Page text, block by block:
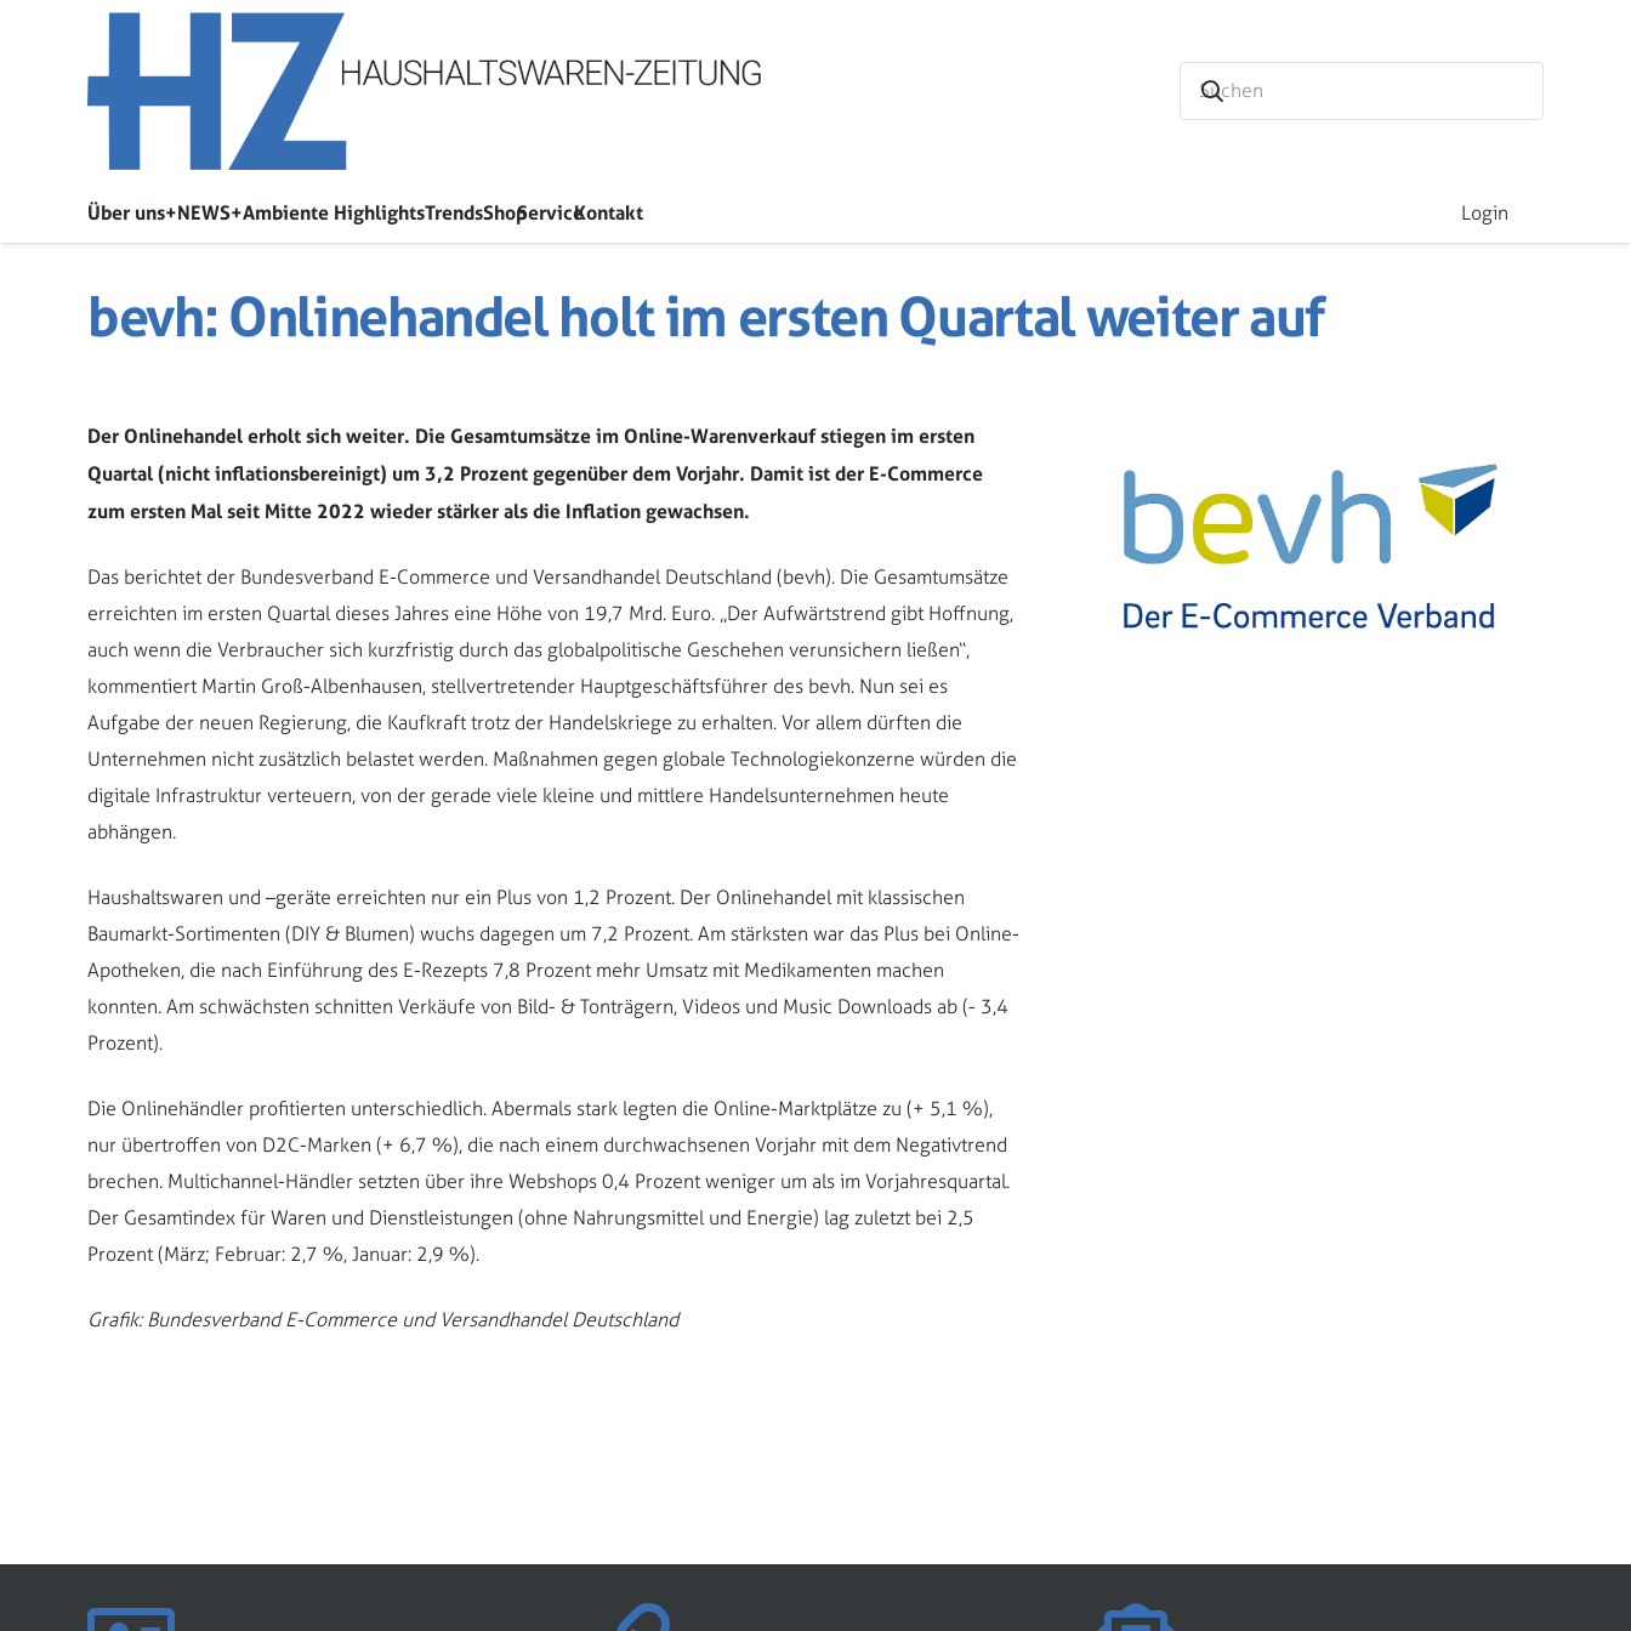
Über uns+NEWS+Ambiente HighlightsTrendsShopServiceKontakt Login
bevh: Onlinehandel holt im ersten Quartal weiter auf
Der Onlinehandel erholt sich weiter. Die Gesamtumsätze im Online-Warenverkauf stiegen im ersten
Quartal (nicht inflationsbereinigt) um 3,2 Prozent gegenüber dem Vorjahr. Damit ist der E-Commerce
zum ersten Mal seit Mitte 2022 wieder stärker als die Inflation gewachsen.
Das berichtet der Bundesverband E-Commerce und Versandhandel Deutschland (bevh). Die Gesamtumsätze
erreichten im ersten Quartal dieses Jahres eine Höhe von 19,7 Mrd. Euro. „Der Aufwärtstrend gibt Hoffnung,
auch wenn die Verbraucher sich kurzfristig durch das globalpolitische Geschehen verunsichern ließen“,
kommentiert Martin Groß-Albenhausen, stellvertretender Hauptgeschäftsführer des bevh. Nun sei es
Aufgabe der neuen Regierung, die Kaufkraft trotz der Handelskriege zu erhalten. Vor allem dürften die
Unternehmen nicht zusätzlich belastet werden. Maßnahmen gegen globale Technologiekonzerne würden die
digitale Infrastruktur verteuern, von der gerade viele kleine und mittlere Handelsunternehmen heute
abhängen.
Haushaltswaren und –geräte erreichten nur ein Plus von 1,2 Prozent. Der Onlinehandel mit klassischen
Baumarkt-Sortimenten (DIY & Blumen) wuchs dagegen um 7,2 Prozent. Am stärksten war das Plus bei Online-
Apotheken, die nach Einführung des E-Rezepts 7,8 Prozent mehr Umsatz mit Medikamenten machen
konnten. Am schwächsten schnitten Verkäufe von Bild- & Tonträgern, Videos und Music Downloads ab (- 3,4
Prozent).
Die Onlinehändler profitierten unterschiedlich. Abermals stark legten die Online-Marktplätze zu (+ 5,1 %),
nur übertroffen von D2C-Marken (+ 6,7 %), die nach einem durchwachsenen Vorjahr mit dem Negativtrend
brechen. Multichannel-Händler setzten über ihre Webshops 0,4 Prozent weniger um als im Vorjahresquartal.
Der Gesamtindex für Waren und Dienstleistungen (ohne Nahrungsmittel und Energie) lag zuletzt bei 2,5
Prozent (März; Februar: 2,7 %, Januar: 2,9 %).
Grafik: Bundesverband E-Commerce und Versandhandel Deutschland